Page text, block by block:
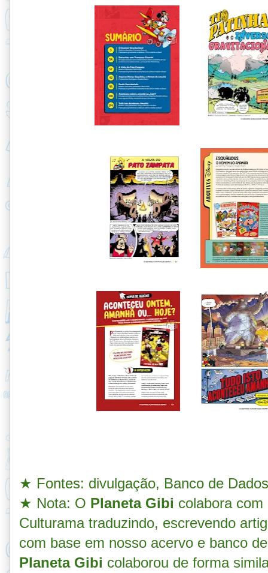
★ Fontes: divulgação, Banco de
★ Nota: O Planeta Gibi colabora
Culturama traduzindo, escrevendo
com base em nosso acervo e banco
Planeta Gibi colaborou de forma